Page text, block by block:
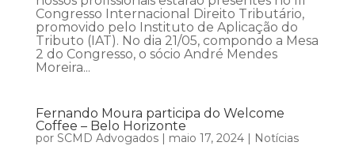
Congresso Internacional Direito Tributário,
promovido pelo Instituto de Aplicação do
Tributo (IAT). No dia 21/05, compondo a Mesa
2 do Congresso, o sócio André Mendes
Moreira...
Fernando Moura participa do Welcome
Coffee – Belo Horizonte
por SCMD Advogados| maio 17, 2024| Notícias